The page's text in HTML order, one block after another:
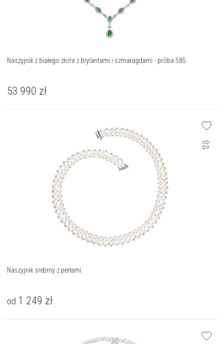
Naszyjnik z białego złota z brylantami i szmaragdami - próba 585
53 990 zł
Naszyjnik srebrny z perłami
od 1 249 zł